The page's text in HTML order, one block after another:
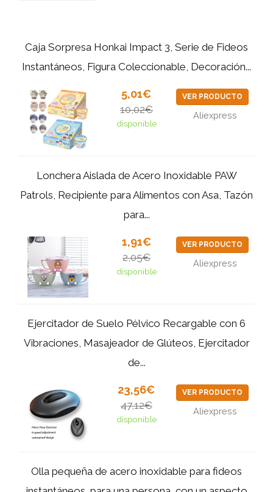
Caja Sorpresa Honkai Impact 3, Serie de Fideos
Instantáneos, Figura Coleccionable, Decoración...
5,01€
10,02€
disponible
VER PRODUCTO
Aliexpress
Lonchera Aislada de Acero Inoxidable PAW
Patrols, Recipiente para Alimentos con Asa, Tazón
para...
1,91€
2,05€
disponible
VER PRODUCTO
Aliexpress
Ejercitador de Suelo Pélvico Recargable con 6
Vibraciones, Masajeador de Glúteos, Ejercitador
de...
23,56€
47,12€
disponible
VER PRODUCTO
Aliexpress
Olla pequeña de acero inoxidable para fideos